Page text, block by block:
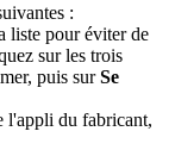
:
liste pour éviter de
sur les trois
puis surSe
l'appli du fabricant,